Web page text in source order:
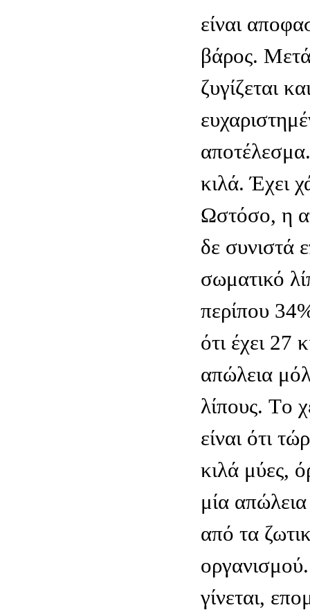
είναι
βάρος.
ζυγίζεται
κιλά. Έχει
Ωστόσο, η
δε συνιστά
σωματικό
περίπου
ότι έχει 27
απώλεια
λίπους. Tο
είναι ότι
κιλά μύες,
μία
από τα
γίνεται,